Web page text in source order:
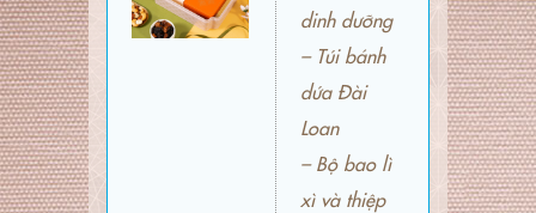
dinh dưỡng
– Túi bánh
dứa Đài
Loan
– Bộ bao lì
xì và thiệp